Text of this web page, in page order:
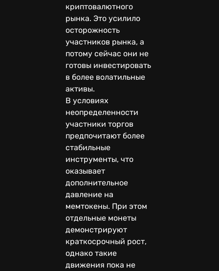
криптовалютного
рынка. Это усилило
осторожность
участников рынка, а
потому сейчас они не
готовы инвестировать
в более волатильные
активы.
В условиях
неопределенности
участники торгов
предпочитают более
стабильные
инструменты, что
оказывает
дополнительное
давление на
мемтокены. При этом
отдельные монеты
демонстрируют
краткосрочный рост,
однако такие
движения пока не